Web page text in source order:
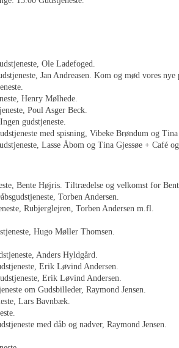
Ole Ladefoged.
Jan Andreasen. Kom og mød vores nye
Henry Mølhede.
Poul Asger Beck.
gudstjeneste.
med spisning, Vibeke Brøndum og
Lasse Åbom og Tina Gjessøe + Café
Bente Højris. Tiltrædelse og velkomst for
Torben Andersen.
Rubjerglejren, Torben Andersen m.fl.
Hugo Møller Thomsen.
Anders Hyldgård.
Erik Løvind Andersen.
Erik Løvind Andersen.
om Gudsbilleder, Raymond Jensen.
Lars Bavnbæk.
med dåb og nadver, Raymond Jensen.